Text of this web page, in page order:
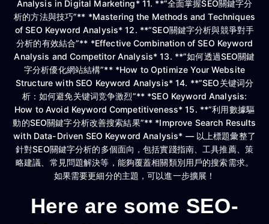
Analysis in Digital Marketing* 11. **”全面掌握SEO關鍵字分
析的方法與技巧”** *Mastering the Methods and Techniques
of SEO Keyword Analysis* 12. **”SEO關鍵字分析與競爭對手
分析的有效結合”** *Effective Combination of SEO Keyword
Analysis and Competitor Analysis* 13. **”如何透過SEO關鍵
字分析優化網站結構”** *How to Optimize Your Website
Structure with SEO Keyword Analysis* 14. **”SEO关键词分
析：如何避免关键词竞争激烈”** *SEO Keyword Analysis:
How to Avoid Keyword Competitiveness* 15. **”利用數據驅
動的SEO關鍵字分析改善搜索結果”** *Improve Search Results
with Data-Driven SEO Keyword Analysis* — 以上標題彙整了
針對SEO關鍵字分析的多個面向，包括實踐指南、工具推薦、策
略建議、常見問題解決等，能夠覆蓋相關類別用戶的搜索需求。
如果需要更細分的主題，可以進一步擴展！
Here are some SEO-